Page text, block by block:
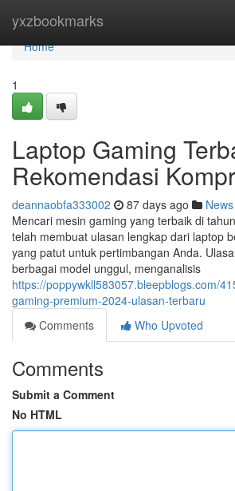
yxzbookmarks
Home
Home
1
Laptop Gaming
Rekomendasi
deannaobfa333002 87 days ago News
Mencari mesin gaming yang terbaik di
telah membuat ulasan lengkap dari laptop
yang patut untuk pertimbangan Anda.
berbagai model unggul, menganalisis
https://poppywkll583057.bleepblogs.com/
gaming-premium-2024-ulasan-terbaru
Comments
Who Upvoted
Comments
Submit a Comment
No HTML